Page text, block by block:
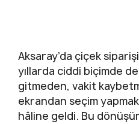
Aksaray’da çiçek siparişi
yıllarda ciddi biçimde
gitmeden, vakit
ekrandan seçim
hâline geldi. Bu